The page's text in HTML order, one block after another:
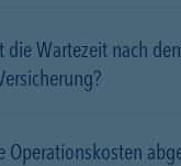
die Wartezeit nach
Operationskosten